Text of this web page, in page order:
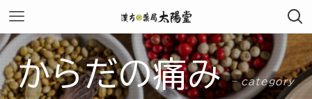
からだの痛み – category